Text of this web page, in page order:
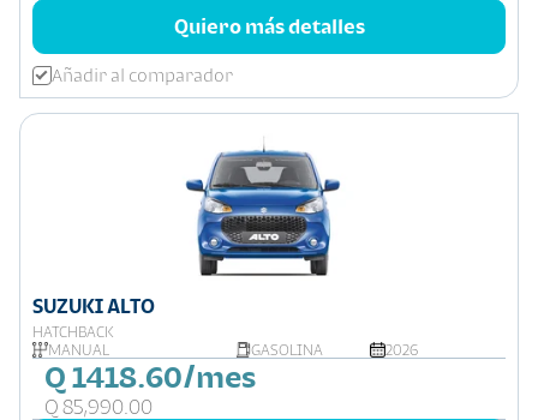
Quiero más detalles
Añadir al comparador
SUZUKI ALTO
HATCHBACK
MANUAL
GASOLINA 2026
Q 1418.60/mes
Q 85,990.00